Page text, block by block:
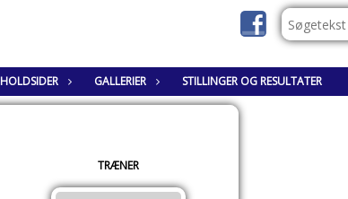
HOLDSIDER GALLERIER STILLINGER OG RESULTATER
TRÆNER